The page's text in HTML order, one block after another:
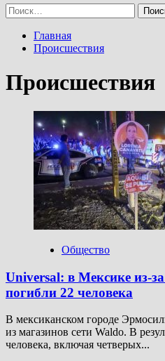
Найти:
Главная
Происшествия
Происшествия
Общество
Universal: в Мексике из-
погибли 22 человека
В мексиканском городе
из магазинов сети Waldo. В
человека, включая четверых...